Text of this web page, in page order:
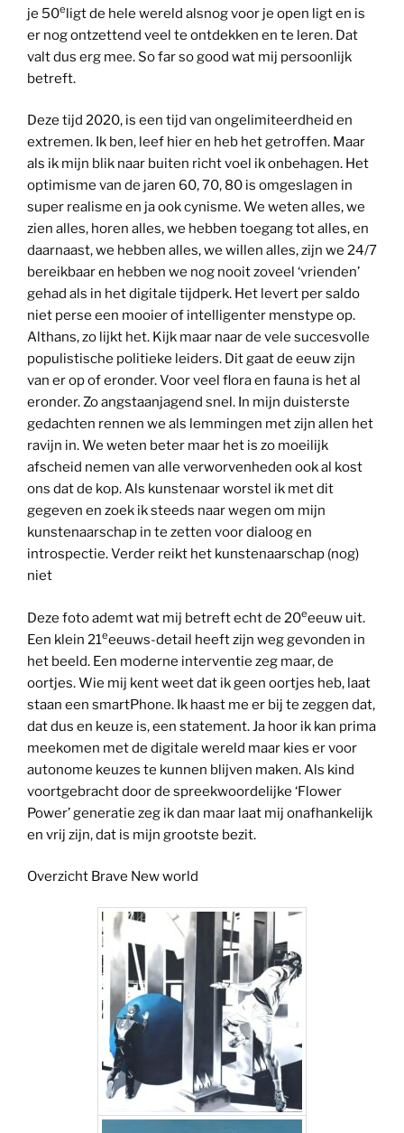
je 50eligt de hele wereld alsnog voor je open ligt en is
er nog ontzettend veel te ontdekken en te leren. Dat
valt dus erg mee. So far so good wat mij persoonlijk
betreft.
Deze tijd 2020, is een tijd van ongelimiteerdheid en
extremen. Ik ben, leef hier en heb het getroffen. Maar
als ik mijn blik naar buiten richt voel ik onbehagen. Het
optimisme van de jaren 60, 70, 80 is omgeslagen in
super realisme en ja ook cynisme. We weten alles, we
zien alles, horen alles, we hebben toegang tot alles, en
daarnaast, we hebben alles, we willen alles, zijn we 24/7
bereikbaar en hebben we nog nooit zoveel ‘vrienden’
gehad als in het digitale tijdperk. Het levert per saldo
niet perse een mooier of intelligenter menstype op.
Althans, zo lijkt het. Kijk maar naar de vele succesvolle
populistische politieke leiders. Dit gaat de eeuw zijn
van er op of eronder. Voor veel flora en fauna is het al
eronder. Zo angstaanjagend snel. In mijn duisterste
gedachten rennen we als lemmingen met zijn allen het
ravijn in. We weten beter maar het is zo moeilijk
afscheid nemen van alle verworvenheden ook al kost
ons dat de kop. Als kunstenaar worstel ik met dit
gegeven en zoek ik steeds naar wegen om mijn
kunstenaarschap in te zetten voor dialoog en
introspectie. Verder reikt het kunstenaarschap (nog)
niet
Deze foto ademt wat mij betreft echt de 20eeeuw uit.
Een klein 21eeeuws-detail heeft zijn weg gevonden in
het beeld. Een moderne interventie zeg maar, de
oortjes. Wie mij kent weet dat ik geen oortjes heb, laat
staan een smartPhone. Ik haast me er bij te zeggen dat,
dat dus en keuze is, een statement. Ja hoor ik kan prima
meekomen met de digitale wereld maar kies er voor
autonome keuzes te kunnen blijven maken. Als kind
voortgebracht door de spreekwoordelijke ‘Flower
Power’ generatie zeg ik dan maar laat mij onafhankelijk
en vrij zijn, dat is mijn grootste bezit.
Overzicht Brave New world